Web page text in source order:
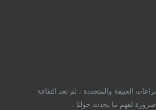
العنيفة والمتجددة ، لم تعد الثقافة
لفهم ما يحدث حولنا .